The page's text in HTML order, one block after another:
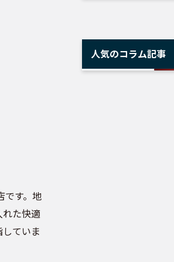
です。地
た快適
ていま
人気のコラム記事